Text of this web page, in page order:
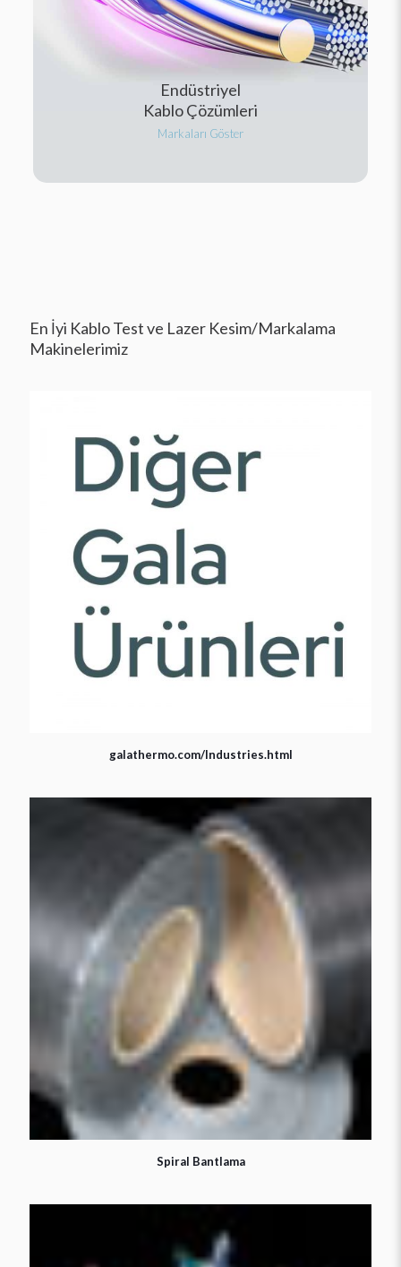
Endüstriyel
Kablo Çözümleri
Markaları Göster
En İyi Kablo Test ve Lazer Kesim/Markalama
Makinelerimiz
galathermo.com/Industries.html
Spiral Bantlama